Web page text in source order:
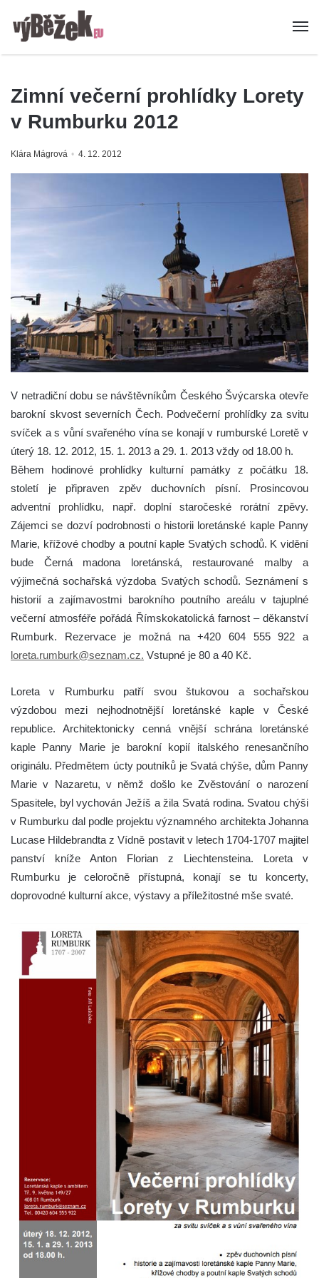
Zimní večerní prohlídky Lorety
v Rumburku 2012
Klára Mágrová 4. 12. 2012
V netradiční dobu se návštěvníkům Českého Švýcarska otevře
barokní skvost severních Čech. Podvečerní prohlídky za svitu
svíček a s vůní svařeného vína se konají v rumburské Loretě v
úterý 18. 12. 2012, 15. 1. 2013 a 29. 1. 2013 vždy od 18.00 h.
Během hodinové prohlídky kulturní památky z počátku 18.
století je připraven zpěv duchovních písní. Prosincovou
adventní prohlídku, např. doplní staročeské rorátní zpěvy.
Zájemci se dozví podrobnosti o historii loretánské kaple Panny
Marie, křížové chodby a poutní kaple Svatých schodů. K vidění
bude Černá madona loretánská, restaurované malby a
výjimečná sochařská výzdoba Svatých schodů. Seznámení s
historií a zajímavostmi barokního poutního areálu v tajuplné
večerní atmosféře pořádá Římskokatolická farnost – děkanství
Rumburk. Rezervace je možná na +420 604 555 922 a
loreta.rumburk@seznam.cz. Vstupné je 80 a 40 Kč.
Loreta v Rumburku patří svou štukovou a sochařskou
výzdobou mezi nejhodnotnější loretánské kaple v České
republice. Architektonicky cenná vnější schrána loretánské
kaple Panny Marie je barokní kopií italského renesančního
originálu. Předmětem úcty poutníků je Svatá chýše, dům Panny
Marie v Nazaretu, v němž došlo ke Zvěstování o narození
Spasitele, byl vychován Ježíš a žila Svatá rodina. Svatou chýši
v Rumburku dal podle projektu významného architekta Johanna
Lucase Hildebrandta z Vídně postavit v letech 1704-1707 majitel
panství kníže Anton Florian z Liechtensteina. Loreta v
Rumburku je celoročně přístupná, konají se tu koncerty,
doprovodné kulturní akce, výstavy a příležitostné mše svaté.